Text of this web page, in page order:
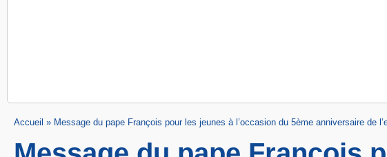
Accueil » Message du pape François pour les jeunes à l’occasion du 5ème anniversaire de